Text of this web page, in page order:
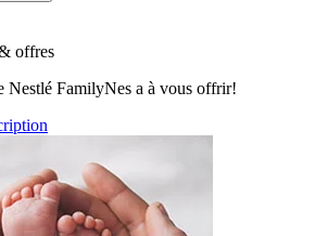
offres
Nestlé FamilyNes a à vous offrir!